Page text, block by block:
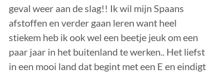
geval weer aan de slag!! Ik wil mijn Spaans
afstoffen en verder gaan leren want heel
stiekem heb ik ook wel een beetje jeuk om een
paar jaar in het buitenland te werken.. Het liefst
in een mooi land dat begint met een E en eindigt